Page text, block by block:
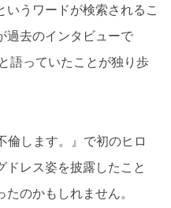
うワードが検索されるこ
過去のインタビューで
語っていたことが独り歩
倫します。』で初のヒロ
ドレス姿を披露したこと
のかもしれません。